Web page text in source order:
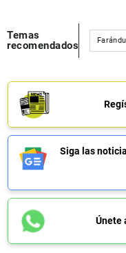
Temas
recomendados
Siga las
Únete